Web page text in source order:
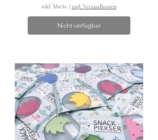
inkl. MwSt. | zzgl. Versandkosten
Nicht verfügbar